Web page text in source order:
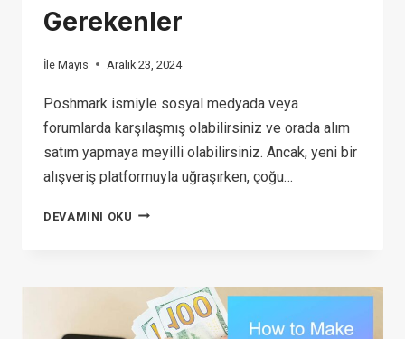
Gerekenler
İle Mayıs Aralık 23, 2024
Poshmark ismiyle sosyal medyada veya
forumlarda karşılaşmış olabilirsiniz ve orada alım
satım yapmaya meyilli olabilirsiniz. Ancak, yeni bir
alışveriş platformuyla uğraşırken, çoğu…
DEVAMINI OKU POSHMARK
SATIN
ALMADAN